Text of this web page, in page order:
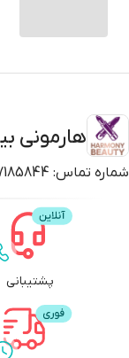
هارمونی
شماره تماس:
پشتیبانی